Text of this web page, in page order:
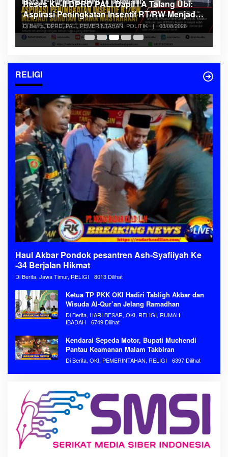
Reses Ke-II DPRD PALI Dapil I A Talang Ubi:
Aspirasi Peningkatan Insentif RT/RW Menjadi
Sorotan Utama Masyarakat
Di Berita, DPRD, PALI, PEMERINTAHAN, POLITIK | 03/08/2026
RELIGI
Haul Akbar Pondok pesantren Ash-Syafiiyah Ke
-34 Berjalan Hikmat
Di Berita, Jawa Timur, RELIGI 8013 Dilihat
Ketua TP PKK OKI Hadiri Tabligh Akbar dan
Wisuda Al-Qur’an Jelang Ramadhan
Di Berita, HARI BESAR, OKI, RELIGI, RUMAH
IBADAH
6749 Dilihat
Kendarai Sepeda Motor, Bupati Muchendi
Pantau Keamanan Malam Takbiran
Di Berita, OKI, PEMERINTAHAN, RELIGI 6397 Dilihat